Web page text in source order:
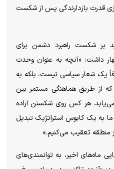
قدرت بازدارندگی پس از شکست
بر شکست راهبرد دشمن برای
داشت: «آنچه به عنوان وحدت
یک شعار سیاسی نیست، بلکه به
از طریق هماهنگی مستمر بین
هر کس روی شکستن اراده
به یک کابوس استراتژیک تبدیل
منطقه تعقیب می‌کنیم.»
ماه‌های اخیر، به توانمندی‌های